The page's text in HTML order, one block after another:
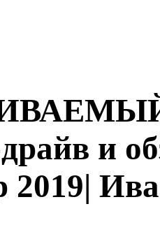
драйв и
2019|